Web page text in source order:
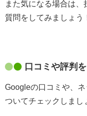
また気になる場合は
質問をしてみましょう
口コミや評判
Googleの口コミや、
ついてチェックしまし